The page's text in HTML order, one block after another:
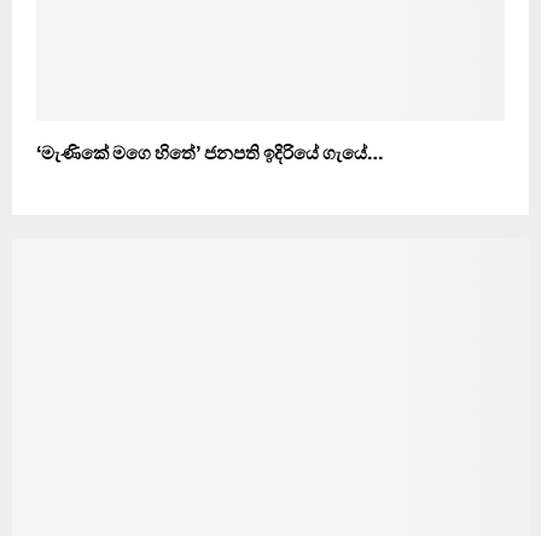
‘මැණිකේ මගෙ හිතේ’ ජනපති ඉදිරියේ ගැයේ…